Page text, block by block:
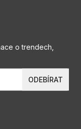
o trendech,
ODEBÍRAT